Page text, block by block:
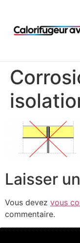
Laisser
Vous devez vous
commentaire.